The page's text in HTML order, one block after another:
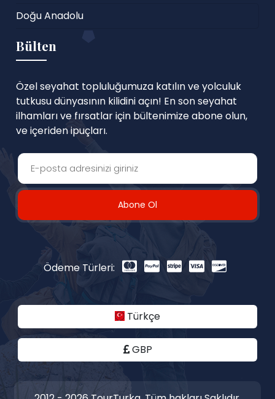
Doğu Anadolu
Bülten
Özel seyahat topluluğumuza katılın ve yolculuk
tutkusu dünyasının kilidini açın! En son seyahat
ilhamları ve fırsatlar için bültenimize abone olun,
ve içeriden ipuçları.
Abone Ol
Ödeme Türleri:
Türkçe
GBP